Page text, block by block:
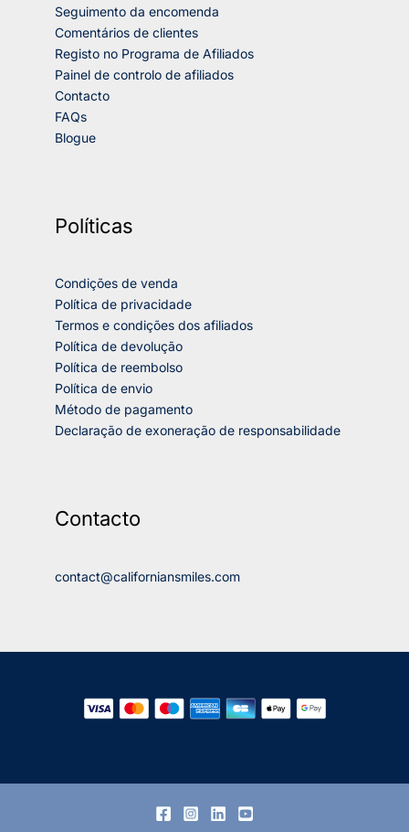
Seguimento da encomenda
Comentários de clientes
Registo no Programa de Afiliados
Painel de controlo de afiliados
Contacto
FAQs
Blogue
Políticas
Condições de venda
Política de privacidade
Termos e condições dos afiliados
Política de devolução
Política de reembolso
Política de envio
Método de pagamento
Declaração de exoneração de responsabilidade
Contacto
contact@californiansmiles.com